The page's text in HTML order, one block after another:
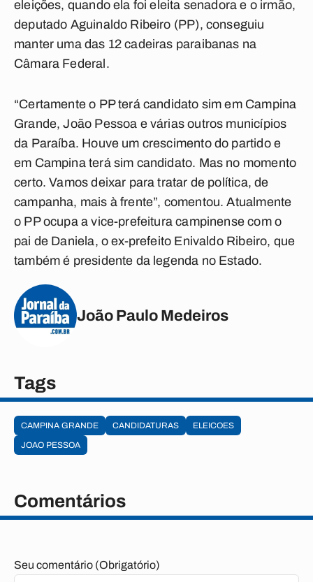
eleições, quando ela foi eleita senadora e o irmão,
deputado Aguinaldo Ribeiro (PP), conseguiu
manter uma das 12 cadeiras paraibanas na
Câmara Federal.
“Certamente o PP terá candidato sim em Campina
Grande, João Pessoa e várias outros municípios
da Paraíba. Houve um crescimento do partido e
em Campina terá sim candidato. Mas no momento
certo. Vamos deixar para tratar de política, de
campanha, mais à frente”, comentou. Atualmente
o PP ocupa a vice-prefeitura campinense com o
pai de Daniela, o ex-prefeito Enivaldo Ribeiro, que
também é presidente da legenda no Estado.
João Paulo Medeiros
Tags
CAMPINA GRANDE CANDIDATURAS
ELEICOES
JOAO PESSOA
Comentários
Seu comentário (Obrigatório)